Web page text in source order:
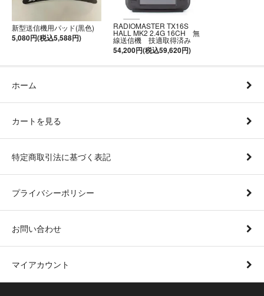
新型送信機用パッド(黒色)
5,080円(税込5,588円)
RADIOMASTER TX16S
HALL MK2 2.4G 16CH 無
線送信機 技適取得済み
54,200円(税込59,620円)
ホーム
カートを見る
特定商取引法に基づく表記
プライバシーポリシー
お問い合わせ
マイアカウント